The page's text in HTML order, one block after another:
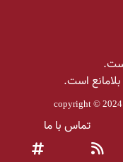
بلامانع است.
copyright © 2024
تماس با ما